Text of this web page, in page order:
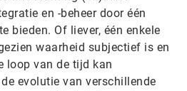
en -beheer door één
bieden. Of liever, één enkele
waarheid subjectief is en
loop van de tijd kan
evolutie van verschillende